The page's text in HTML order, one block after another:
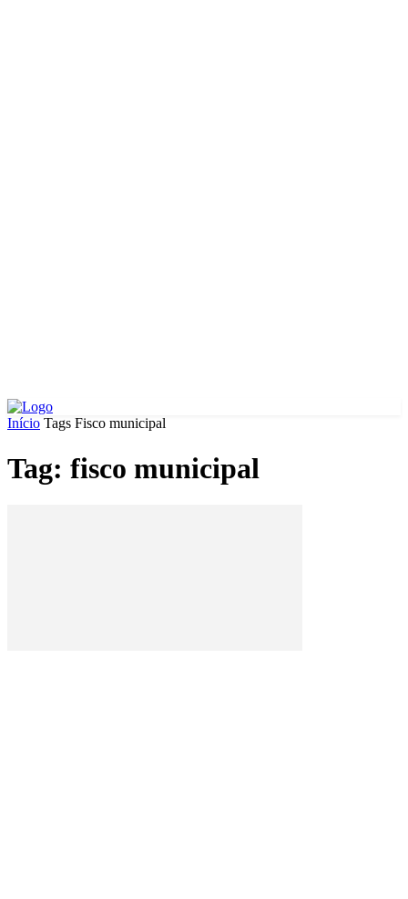
Início Tags Fisco municipal
Tag: fisco municipal